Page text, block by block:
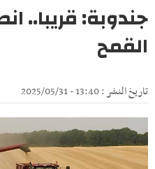
جندوبة: قريبا..
القمح
تاريخ النشر : 13:40 - 2025/05/31